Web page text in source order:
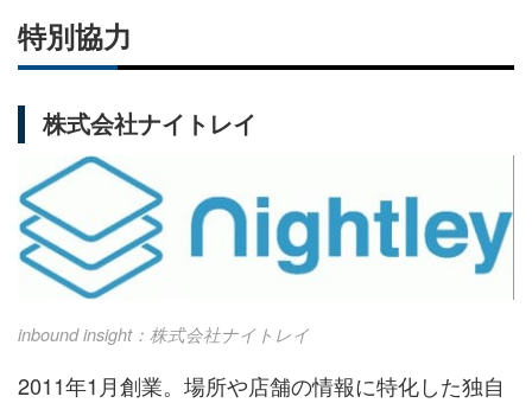
特別協力
株式会社ナイトレイ
inbound insight：株式会社ナイトレイ
2011年1月創業。場所や店舗の情報に特化した独自